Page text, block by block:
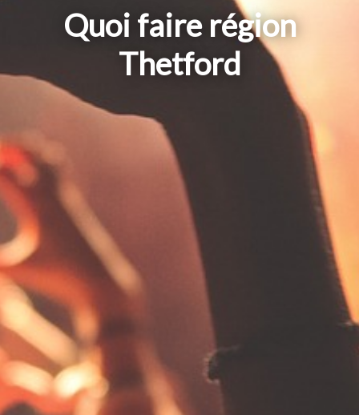
Quoi faire région
Thetford